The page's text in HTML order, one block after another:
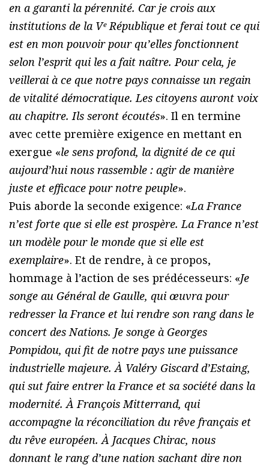
en a garanti la pérennité. Car je crois aux
institutions de la Vᵉ République et ferai tout ce qui
est en mon pouvoir pour qu’elles fonctionnent
selon l’esprit qui les a fait naître. Pour cela, je
veillerai à ce que notre pays connaisse un regain
de vitalité démocratique. Les citoyens auront voix
au chapitre. Ils seront écoutés». Il en termine
avec cette première exigence en mettant en
exergue «le sens profond, la dignité de ce qui
aujourd’hui nous rassemble : agir de manière
juste et efficace pour notre peuple».
Puis aborde la seconde exigence: «La France
n’est forte que si elle est prospère. La France n’est
un modèle pour le monde que si elle est
exemplaire». Et de rendre, à ce propos,
hommage à l’action de ses prédécesseurs: «Je
songe au Général de Gaulle, qui œuvra pour
redresser la France et lui rendre son rang dans le
concert des Nations. Je songe à Georges
Pompidou, qui fit de notre pays une puissance
industrielle majeure. À Valéry Giscard d’Estaing,
qui sut faire entrer la France et sa société dans la
modernité. À François Mitterrand, qui
accompagne la réconciliation du rêve français et
du rêve européen. À Jacques Chirac, nous
donnant le rang d’une nation sachant dire non